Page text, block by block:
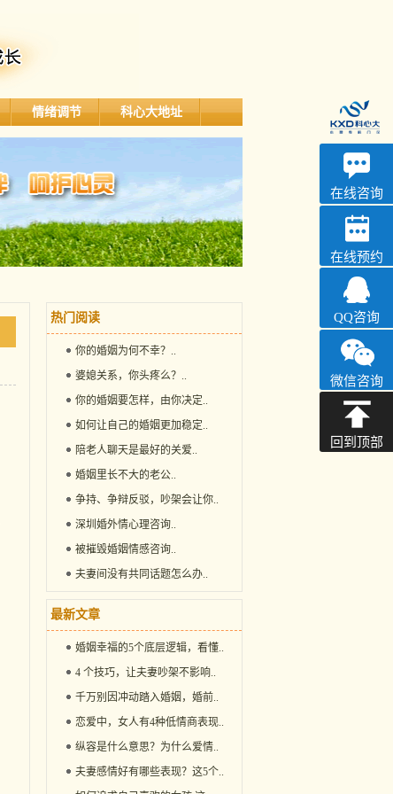
情绪调节 科心大地址
热门阅读
你的婚姻为何不幸？ ..
婆媳关系，你头疼么？ ..
你的婚姻要怎样，由你决定..
如何让自己的婚姻更加稳定..
陪老人聊天是最好的关爱..
婚姻里长不大的老公..
争持、争辩反驳，吵架会让你..
深圳婚外情心理咨询..
被摧毁婚姻情感咨询..
夫妻间没有共同话题怎么办..
最新文章
婚姻幸福的5个底层逻辑，看懂..
4 个技巧，让夫妻吵架不影响 ..
千万别因冲动踏入婚姻，婚前..
恋爱中，女人有4种低情商表现..
纵容是什么意思？为什么爱情..
夫妻感情好有哪些表现？这5个..
深科
心理咨询
在线咨询
在线预约
QQ咨询
微信咨询
回到顶部